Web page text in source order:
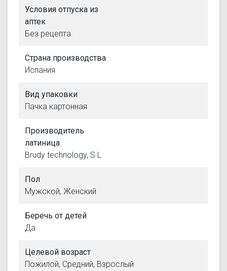
Условия отпуска из
аптек
Без рецепта
Страна производства
Испания
Вид упаковки
Пачка картонная
Производитель
латиница
Brudy technology, S.L
Пол
Мужской, Женский
Беречь от детей
Да
Целевой возраст
Пожилой, Средний, Взрослый